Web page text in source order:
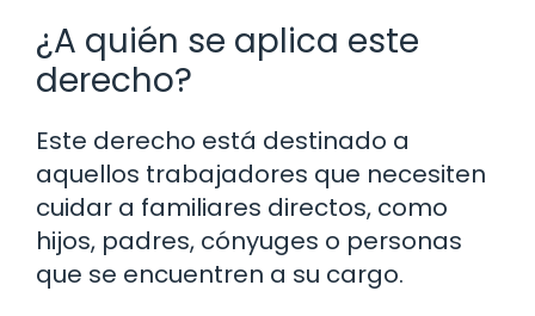
¿A quién se aplica este
derecho?
Este derecho está destinado a
aquellos trabajadores que necesiten
cuidar a familiares directos, como
hijos, padres, cónyuges o personas
que se encuentren a su cargo.